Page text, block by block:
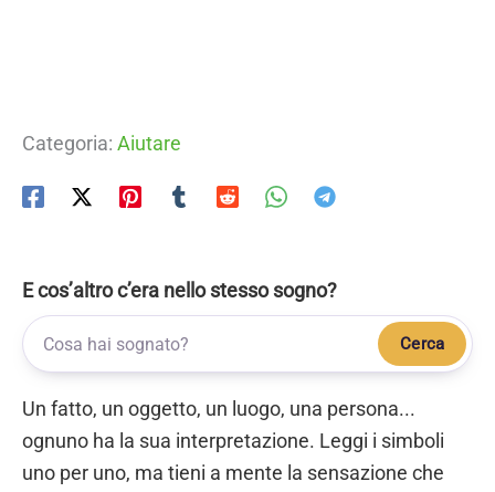
Categoria: Aiutare
E cos’altro c’era nello stesso sogno?
Cerca
Un fatto, un oggetto, un luogo, una persona...
ognuno ha la sua interpretazione. Leggi i simboli
uno per uno, ma tieni a mente la sensazione che